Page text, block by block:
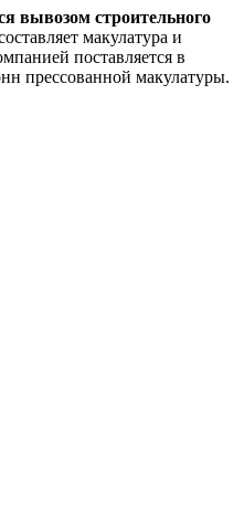
вывозом строительного
макулатура и
поставляется в
прессованной макулатуры.